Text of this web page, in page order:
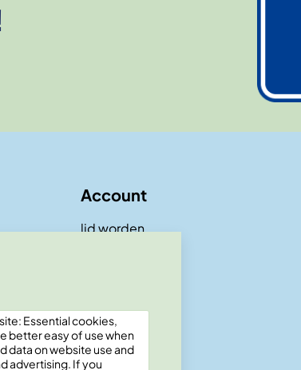
Essential cookies,
better easy of use when
data on website use and
advertising. If you
Account
lid worden